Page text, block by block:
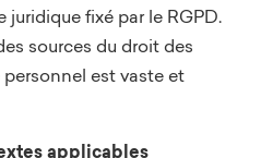
juridique fixé par le RGPD.
sources du droit des
est vaste et
applicables